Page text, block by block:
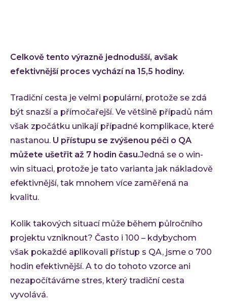
Celkově tento výrazně jednodušší, avšak
efektivnější proces vychází na 15,5 hodiny.
Tradiční cesta je velmi populární, protože se zdá
být snazší a přímočařejší. Ve většině případů nám
však zpočátku unikají případné komplikace, které
nastanou. U přístupu se zvýšenou péči o QA
můžete ušetřit až 7 hodin času.Jedná se o win-
win situaci, protože je tato varianta jak nákladově
efektivnější, tak mnohem více zaměřená na
kvalitu.
Kolik takových situací může během půlročního
projektu vzniknout? Často i 100 – kdybychom
však pokaždé aplikovali přístup s QA, jsme o 700
hodin efektivnější. A to do tohoto vzorce ani
nezapočítáváme stres, který tradiční cesta
vyvolává.